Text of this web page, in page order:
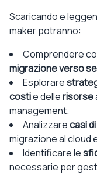
Scaricando e
maker potranno:
Comprendere
migrazione verso
Esplorare
costie dellerisorse
management.
Analizzarecasi
migrazione al cloud
Identificare le
necessarie per